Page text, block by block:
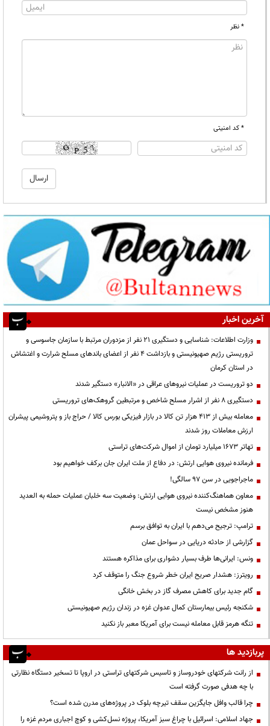
* نظر
* کد امنیتی
آخرین اخبار
وزارت اطلاعات: شناسایی و دستگیری ۲۱ نفر از مزدوران مرتبط با سازمان جاسوسی و
تروریستی رژیم صهیونیستی و بازداشت ۴ نفر از اعضای باندهای مسلح شرارت و اغتشاش
در استان کرمان
دو تروریست در عملیات نیروهای عراقی در «الانبار» دستگیر شدند
دستگیری ۸ نفر از اشرار مسلح شاخص و مرتبطین گروهک‌های تروریستی
معامله بیش از ۴۱۳ هزار تن کالا در بازار فیزیکی بورس کالا / حراج باز و پتروشیمی پیشران
ارزش معاملات روز شدند
تهاتر ۱۶۷۳ میلیارد تومان از اموال شرکت‌های تراستی
فرمانده نیروی هوایی ارتش: در دفاع از ملت ایران جان برکف خواهیم بود
ماجراجویی در سن ۹۷ سالگی!
معاون هماهنگ‌کننده نیروی هوایی ارتش: وضعیت سه خلبان عملیات حمله به العدید
هنوز مشخص نیست
ترامپ: ترجیح می‌دهم با ایران به توافق برسم
گزارشی از حادثه دریایی در سواحل عمان
ونس: ایرانی‌ها طرف بسیار دشواری برای مذاکره هستند
رویترز: هشدار صریح ایران خطر شروع جنگ را متوقف کرد
گام جدید برای کاهش مصرف گاز در بخش خانگی
شکنجه رئیس بیمارستان کمال عدوان غزه در زندان رژیم صهیونیستی
تنگه هرمز قابل معامله نیست برای آمریکا معبر باز نکنید
پربازدید ها
از رانت‌ شرکتهای خودروساز و تاسیس شرکتهای تراستی در اروپا تا تسخیر دستگاه نظارتی
با چه هدفی صورت گرفته است
چرا قالب وافل جایگزین سقف تیرچه بلوک در پروژه‌های مدرن شده است؟
جهاد اسلامی: اسرائیل با چراغ سبز آمریکا، پروژه نسل‌کشی و کوچ اجباری مردم غزه را